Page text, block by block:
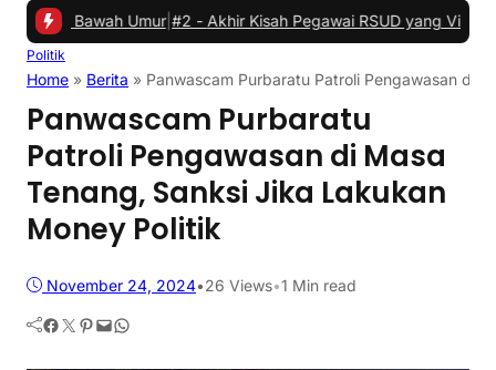
Umur|#2 -Akhir Kisah Pegawai RSUD yang Viral Hina
Politik
Home » Berita » Panwascam Purbaratu Patroli Pengawasan di
Panwascam Purbaratu
Patroli Pengawasan di Masa
Tenang, Sanksi Jika Lakukan
Money Politik
November 24, 2024•26 Views•1 Min read
Facebook Twitter Pinterest Mail WhatsApp